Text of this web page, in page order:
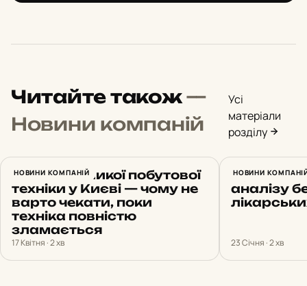
Читайте також—
Новини компаній
Усі
матеріали
розділу
НОВИНИ КОМПАНІЙ
Ремонт великої побутової
техніки у Києві — чому не
варто чекати, поки
техніка повністю
зламається
17 Квітня · 2 хв
НОВИНИ
Сучасне
аналізу
23 Січня · 2 хв